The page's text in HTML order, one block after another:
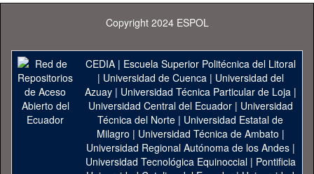
Copyright 2024 ESPOL
CEDIA| Escuela Superior Politécnica del Litoral
| Universidad de Cuenca| Universidad del
Azuay| Universidad Técnica Particular de Loja|
Universidad Central del Ecuador| Universidad
Técnica del Norte | Universidad Estatal de
Milagro | Universidad Técnica de Ambato |
Universidad Regional Autónoma de los Andes|
Universidad Tecnológica Equinoccial| Pontificia